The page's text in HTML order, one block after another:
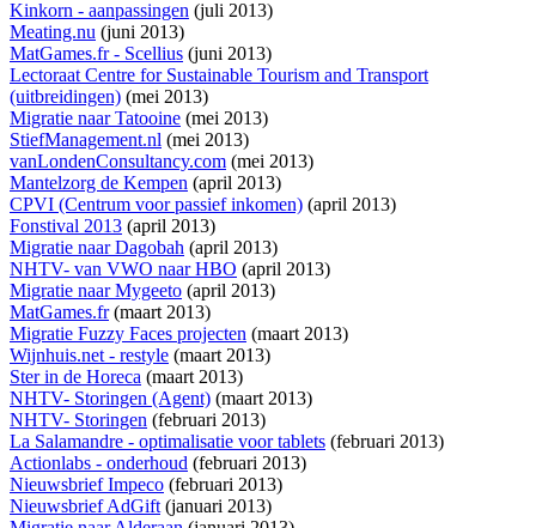
Kinkorn - aanpassingen (juli 2013)
Meating.nu (juni 2013)
MatGames.fr - Scellius (juni 2013)
Lectoraat Centre for Sustainable Tourism and Transport
(uitbreidingen) (mei 2013)
Migratie naar Tatooine (mei 2013)
StiefManagement.nl (mei 2013)
vanLondenConsultancy.com (mei 2013)
Mantelzorg de Kempen (april 2013)
CPVI (Centrum voor passief inkomen) (april 2013)
Fonstival 2013 (april 2013)
Migratie naar Dagobah (april 2013)
NHTV- van VWO naar HBO (april 2013)
Migratie naar Mygeeto (april 2013)
MatGames.fr(maart 2013)
Migratie Fuzzy Faces projecten (maart 2013)
Wijnhuis.net - restyle (maart 2013)
Ster in de Horeca (maart 2013)
NHTV- Storingen (Agent) (maart 2013)
NHTV- Storingen (februari 2013)
La Salamandre - optimalisatie voor tablets (februari 2013)
Actionlabs - onderhoud (februari 2013)
Nieuwsbrief Impeco (februari 2013)
Nieuwsbrief AdGift(januari 2013)